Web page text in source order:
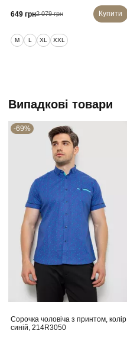
649 грн2 079 грн Купити
M L XL XXL
Випадкові товари
-69%
Сорочка чоловіча з принтом, колір
синій, 214R3050